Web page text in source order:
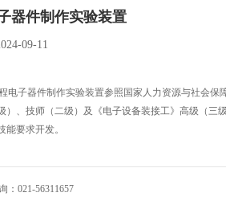
器件制作实验装置
09-11
电子器件制作实验装置参照国家人力资源与社会保
）、技师（二级）及《电子设备装接工》高级（三
能要求开发。
：021-56311657